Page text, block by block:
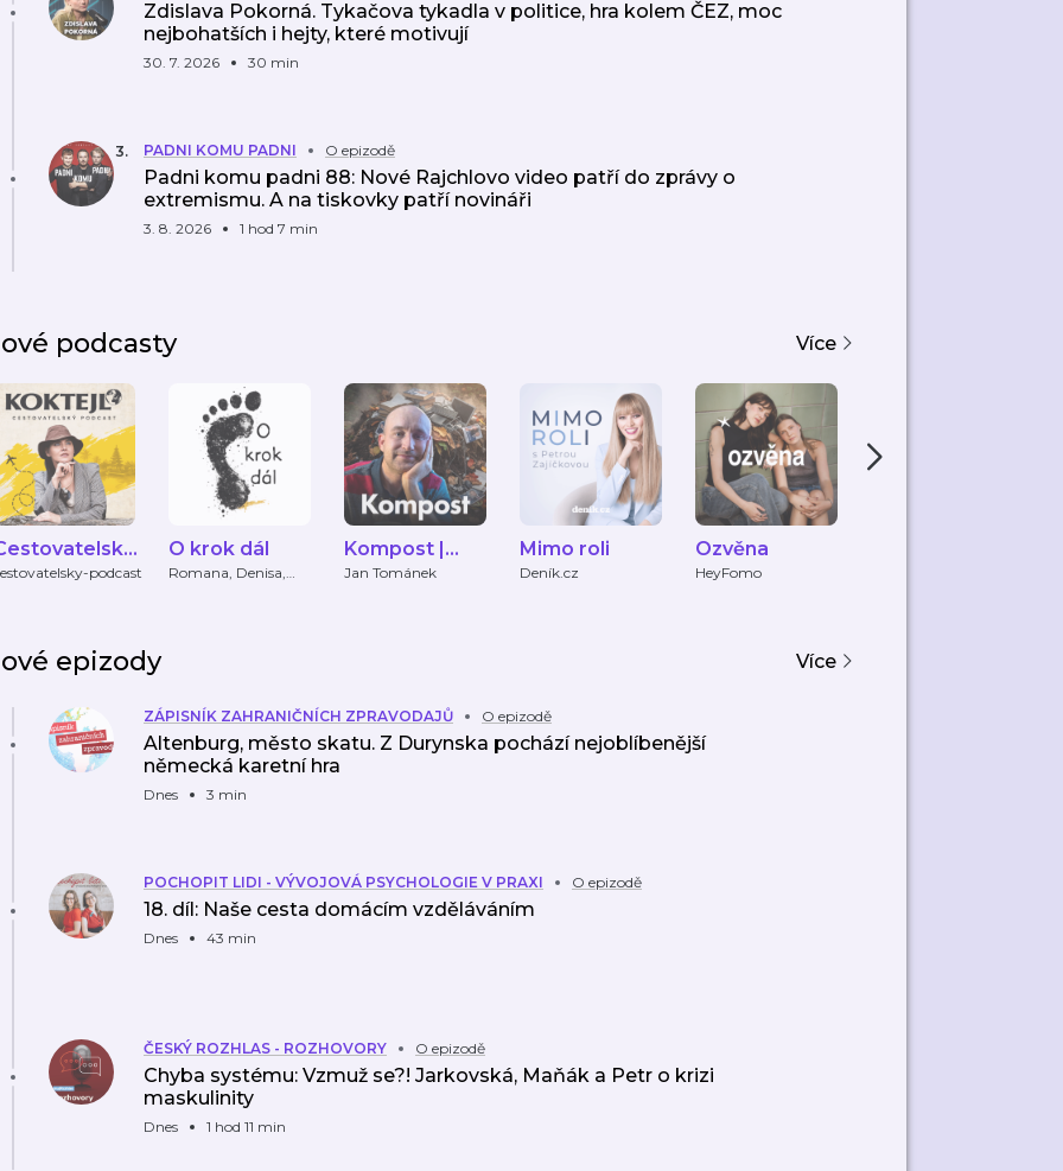
Zdislava Pokorná. Tykačova tykadla v politice, hra kolem ČEZ, moc
nejbohatších i hejty, které motivují
30. 7. 2026 30 min
3. PADNI KOMU PADNI O epizodě
Padni komu padni 88: Nové Rajchlovo video patří do zprávy o
extremismu. A na tiskovky patří novináři
3. 8. 2026 1 hod 7 min
podcasty Více
podcast
O krok dál
Romana, Denisa,
Kompost |
Podcast Jana
Jan Tománek
Mimo roli
Deník.cz
Ozvěna
HeyFomo
epizody Více
ZÁPISNÍK ZAHRANIČNÍCH ZPRAVODAJŮ O epizodě
Altenburg, město skatu. Z Durynska pochází nejoblíbenější
německá karetní hra
Dnes 3 min
POCHOPIT LIDI - VÝVOJOVÁ PSYCHOLOGIE V PRAXI O epizodě
18. díl: Naše cesta domácím vzděláváním
Dnes 43 min
ČESKÝ ROZHLAS - ROZHOVORY O epizodě
Chyba systému: Vzmuž se?! Jarkovská, Maňák a Petr o krizi
maskulinity
Dnes 1 hod 11 min